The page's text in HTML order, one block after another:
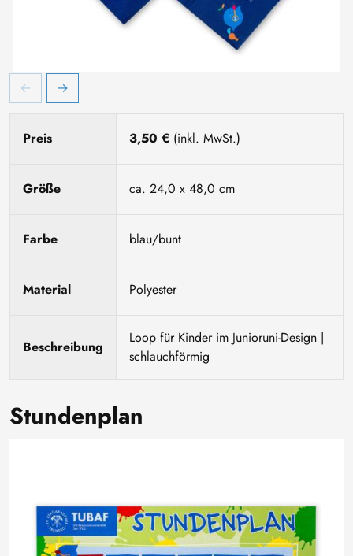
Preis 3,50 € (inkl. MwSt.)
Größe ca. 24,0 x 48,0 cm
Farbe blau/bunt
Material Polyester
Beschreibung
Loop für Kinder im Junioruni-Design |
schlauchförmig
Stundenplan